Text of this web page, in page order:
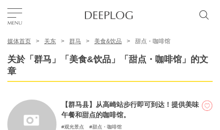
区域
媒体首页 关东 群马 美食&饮品 甜点・咖啡馆
关於「群马」「美食&饮品」「甜点・咖啡馆」的文
章
【群马县】从高崎站步行即可到达！提供美味
午餐和甜点的咖啡馆。
观光景点 甜点・咖啡馆